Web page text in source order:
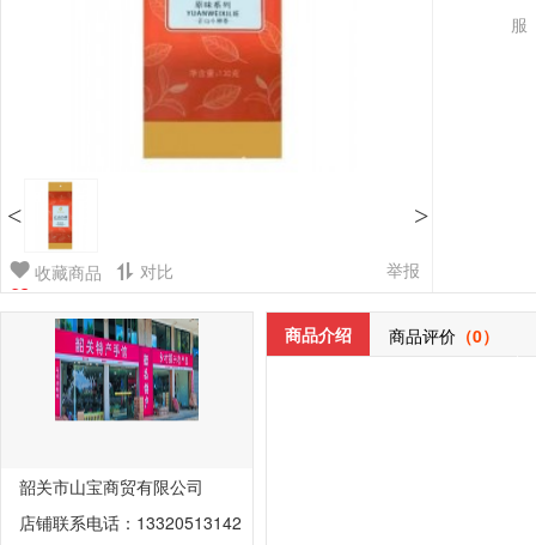
< >
收藏商品 对比 举报
服
韶关市山宝商贸有限公司
店铺联系电话：13320513142
商品介绍 商品评价 （0）